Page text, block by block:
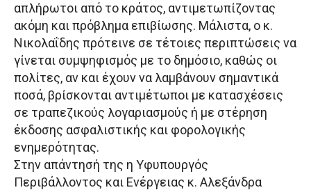
απλήρωτοι από το κράτος, αντιμετωπίζοντας
ακόμη και πρόβλημα επιβίωσης. Μάλιστα, ο κ.
Νικολαΐδης πρότεινε σε τέτοιες περιπτώσεις να
γίνεται συμψηφισμός με το δημόσιο, καθώς οι
πολίτες, αν και έχουν να λαμβάνουν σημαντικά
ποσά, βρίσκονται αντιμέτωποι με κατασχέσεις
σε τραπεζικούς λογαριασμούς ή με στέρηση
έκδοσης ασφαλιστικής και φορολογικής
ενημερότητας.
Στην απάντησή της η Υφυπουργός
Περιβάλλοντος και Ενέργειας κ. Αλεξάνδρα